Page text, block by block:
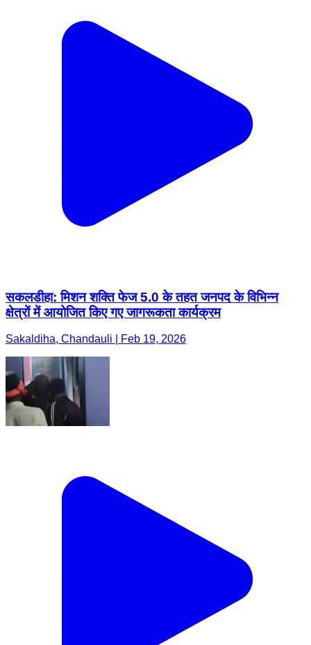
सकलडीहा: मिशन शक्ति फेज 5.0 के तहत जनपद के विभिन्न
क्षेत्रों में आयोजित किए गए जागरूकता कार्यक्रम
Sakaldiha, Chandauli | Feb 19, 2026